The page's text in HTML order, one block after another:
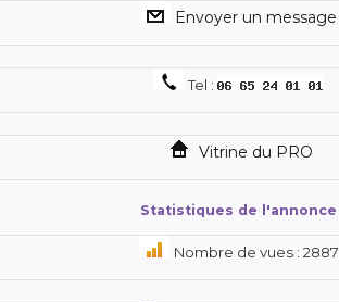
Envoyer un message
Tel :
Vitrine du PRO
Statistiques de l'annonce
Nombre de vues : 2887